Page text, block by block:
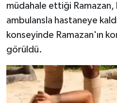
müdahale ettiği Ramazan,
ambulansla hastaneye
konseyinde Ramazan'ın
görüldü.